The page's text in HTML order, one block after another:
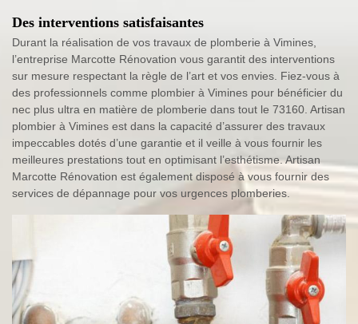
Des interventions satisfaisantes
Durant la réalisation de vos travaux de plomberie à Vimines,
l’entreprise Marcotte Rénovation vous garantit des interventions
sur mesure respectant la règle de l’art et vos envies. Fiez-vous à
des professionnels comme plombier à Vimines pour bénéficier du
nec plus ultra en matière de plomberie dans tout le 73160. Artisan
plombier à Vimines est dans la capacité d’assurer des travaux
impeccables dotés d’une garantie et il veille à vous fournir les
meilleures prestations tout en optimisant l’esthétisme. Artisan
Marcotte Rénovation est également disposé à vous fournir des
services de dépannage pour vos urgences plomberies.